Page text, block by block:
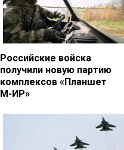
Российские войска
получили новую партию
комплексов «Планшет
М-ИР»